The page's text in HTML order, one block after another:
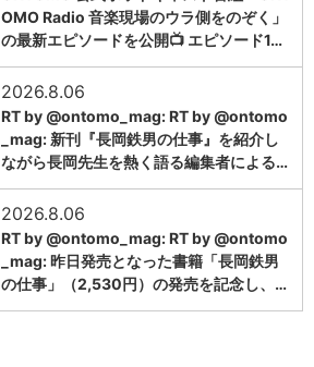
OMO Radio 音楽現場のウラ側をのぞく」
の最新エピソードを公開📺 エピソード1…
2026.8.06
RT by @ontomo_mag: RT by @ontomo
_mag: 新刊『長岡鉄男の仕事』を紹介し
ながら長岡先生を熱く語る編集者による…
2026.8.06
RT by @ontomo_mag: RT by @ontomo
_mag: 昨日発売となった書籍「長岡鉄男
の仕事」（2,530円）の発売を記念し、…